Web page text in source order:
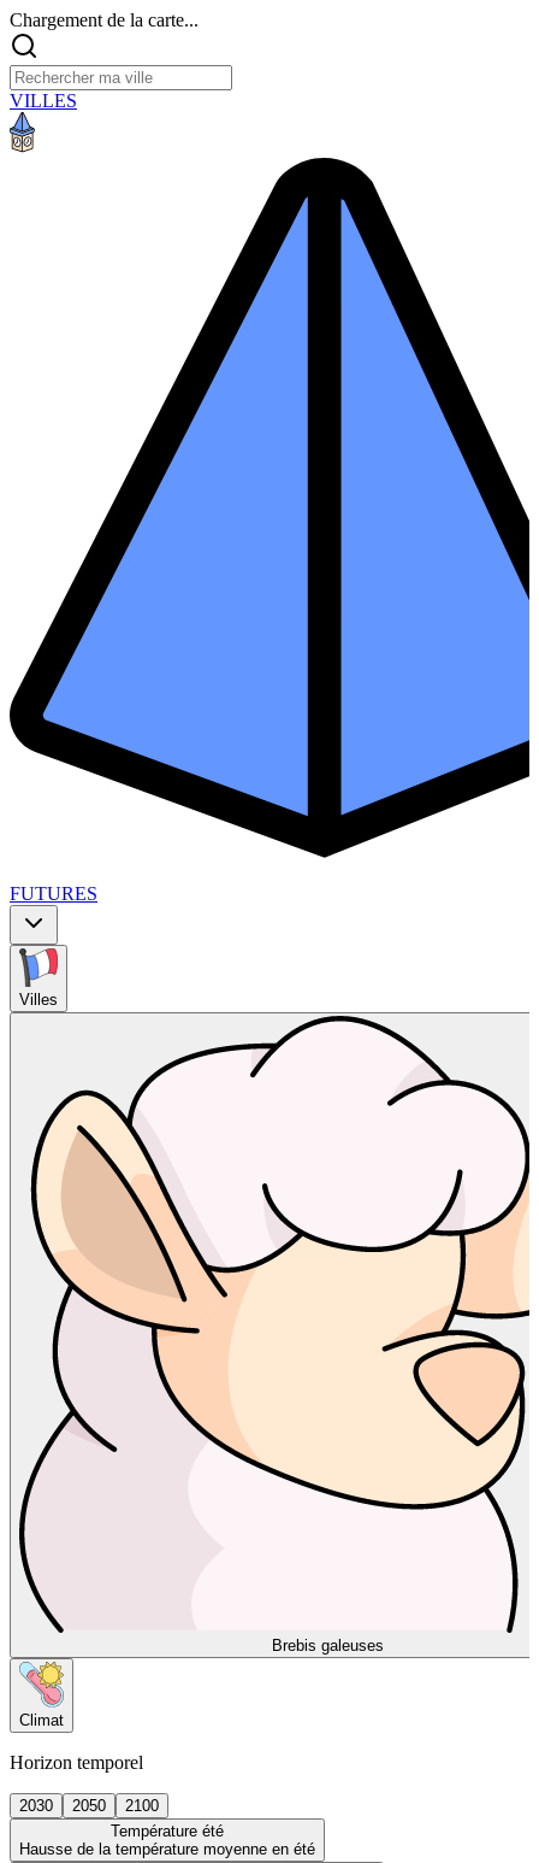
Chargement de la carte...
VILLES
FUTURES
Villes
Brebis galeuses
Climat
Horizon temporel
2030 2050
2100
Température été
Hausse de la température moyenne en été